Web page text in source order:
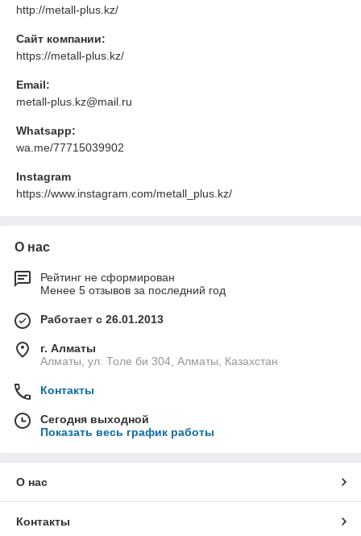
http://metall-plus.kz/
Сайт компании:
https://metall-plus.kz/
Email:
metall-plus.kz@mail.ru
Whatsapp:
wa.me/77715039902
Instagram
https://www.instagram.com/metall_plus.kz/
О нас
Рейтинг не сформирован
Менее 5 отзывов за последний год
Работает с 26.01.2013
г. Алматы
Алматы, ул. Толе би 304, Алматы, Казахстан
Контакты
Сегодня выходной
Показать весь график работы
О нас
Контакты